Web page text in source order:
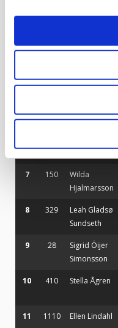
3 442 Alma Adrian
4 677
Eline
Grue
Madsen
Lundgren
7 150
Wilda
Hjalmarsson
8 329
Leah Gladsø
Sundseth
9 28
Sigrid Öijer
Simonsson
10 410 Stella Ågren
11 1110 Ellen Lindahl